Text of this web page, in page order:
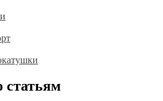
статьям